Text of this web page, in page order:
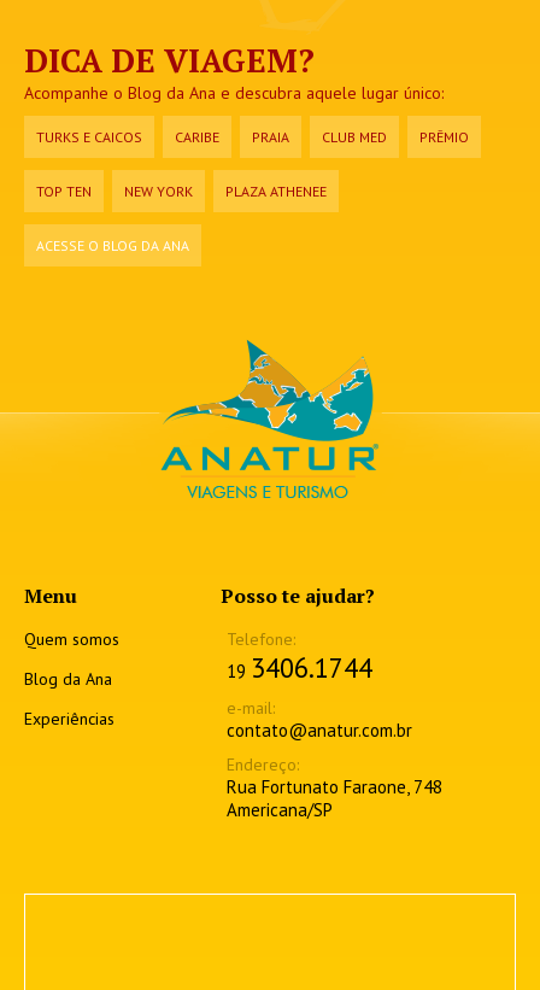
DICA DE VIAGEM?
Acompanhe o Blog da Ana e descubra aquele lugar único:
TURKS E CAICOS CARIBE PRAIA CLUB MED PRÊMIO
TOP TEN NEW YORK PLAZA ATHENEE
ACESSE O BLOG DA ANA
Menu
Quem somos
Blog da Ana
Experiências
Posso te ajudar?
19 3406.1744
contato@anatur.com.br
Rua Fortunato Faraone, 748
Americana/SP